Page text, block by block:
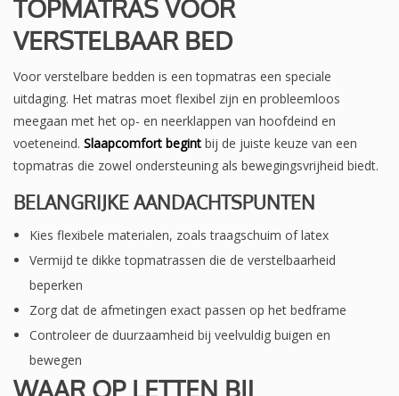
TOPMATRAS VOOR
VERSTELBAAR BED
Voor verstelbare bedden is een topmatras een speciale
uitdaging. Het matras moet flexibel zijn en probleemloos
meegaan met het op- en neerklappen van hoofdeind en
voeteneind. Slaapcomfort begint bij de juiste keuze van een
topmatras die zowel ondersteuning als bewegingsvrijheid biedt.
BELANGRIJKE AANDACHTSPUNTEN
Kies flexibele materialen, zoals traagschuim of latex
Vermijd te dikke topmatrassen die de verstelbaarheid
beperken
Zorg dat de afmetingen exact passen op het bedframe
Controleer de duurzaamheid bij veelvuldig buigen en
bewegen
WAAR OP LETTEN BIJ